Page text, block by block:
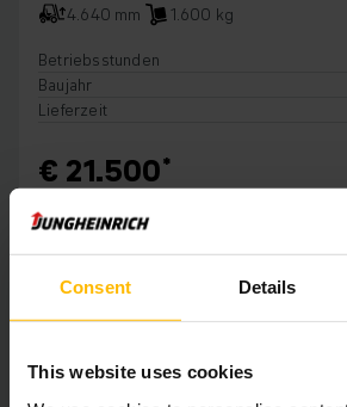
Consent Details
This website uses cookies
4.640 mm
1.600 kg
Betriebsstunden
Baujahr
Lieferzeit
€ 21.500